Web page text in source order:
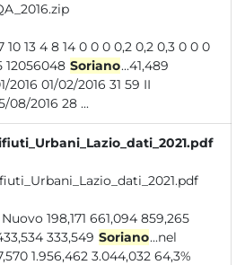
10 13 4 8 14 0 0 0 0,2 0,2 0,3 0 0 0
0 0 0 11 29 45 12056048 Soriano...41,489
28/07/2016 25/08/2016 28 ...
661,094 859,265
76,9% 1.982 433,534 333,549 Soriano...nel
3.044,032 64,3%